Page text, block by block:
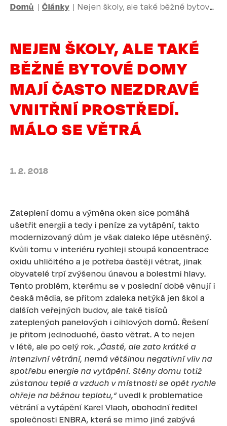
DROBEČKOVÁ
Domů Články Nejen školy, ale také běžné bytové domy mají často nezdravé vnitřní prostředí. Málo se větrá
NEJEN ŠKOLY, ALE TAKÉ
BĚŽNÉ BYTOVÉ DOMY
MAJÍ ČASTO NEZDRAVÉ
VNITŘNÍ PROSTŘEDÍ.
MÁLO SE VĚTRÁ
1. 2. 2018
Zateplení domu a výměna oken sice pomáhá
ušetřit energii a tedy i peníze za vytápění, takto
modernizovaný dům je však daleko lépe utěsněný.
Kvůli tomu v interiéru rychleji stoupá koncentrace
oxidu uhličitého a je potřeba častěji větrat, jinak
obyvatelé trpí zvýšenou únavou a bolestmi hlavy.
Tento problém, kterému se v poslední době věnují i
česká média, se přitom zdaleka netýká jen škol a
dalších veřejných budov, ale také tisíců
zateplených panelových i cihlových domů. Řešení
je přitom jednoduché, často větrat. A to nejen
v létě, ale po celý rok. „Časté, ale zato krátké a
intenzivní větrání, nemá většinou negativní vliv na
spotřebu energie na vytápění. Stěny domu totiž
zůstanou teplé a vzduch v místnosti se opět rychle
ohřeje na běžnou teplotu,“ uvedl k problematice
větrání a vytápění Karel Vlach, obchodní ředitel
společnosti ENBRA, která se mimo jiné zabývá